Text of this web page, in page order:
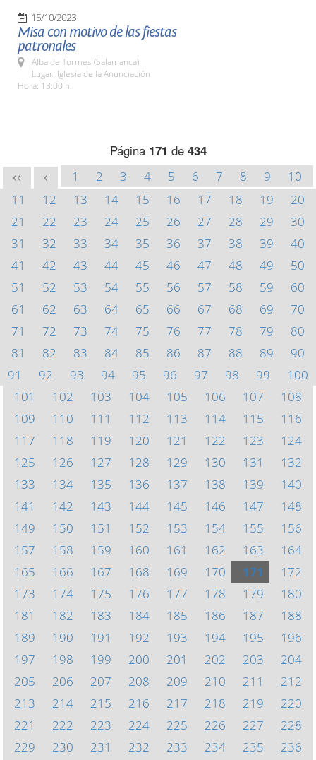
15/10/2023
Misa con motivo de las fiestas
patronales
Alba de Tormes (Salamanca)
Lugar: Iglesia de la Anunciación
Hora: 13:00 h.
Página 171 de 434
<< < 1 2 3 4 5 6 7 8 9
10
11
12 13 14 15 16 17 18 19
20
21
22 23 24 25 26 27 28 29
30
31
32 33 34 35 36 37 38 39
40
41
42 43 44 45 46 47 48 49
50
51
52 53 54 55 56 57 58 59
60
61
62 63 64 65 66 67 68 69
70
71
72 73 74 75 76 77 78 79
80
81
82 83 84 85 86 87 88 89
90
91
92 93 94 95 96 97 98 99
100
101
102 103 104 105 106 107
108
109
110 111 112 113 114 115
116
117
118 119 120 121 122 123
124
125
126 127 128 129 130 131
132
133
134 135 136 137 138 139
140
141
142 143 144 145 146 147
148
149
150 151 152 153 154 155
156
157
158 159 160 161 162 163
164
165
166 167 168 169 170 171
172
173
174 175 176 177 178 179
180
181
182 183 184 185 186 187
188
189
190 191 192 193 194 195
196
197
198 199 200 201 202 203
204
205
206 207 208 209 210 211
212
213
214 215 216 217 218 219
220
221
222 223 224 225 226 227
228
229
230 231 232 233 234 235
236